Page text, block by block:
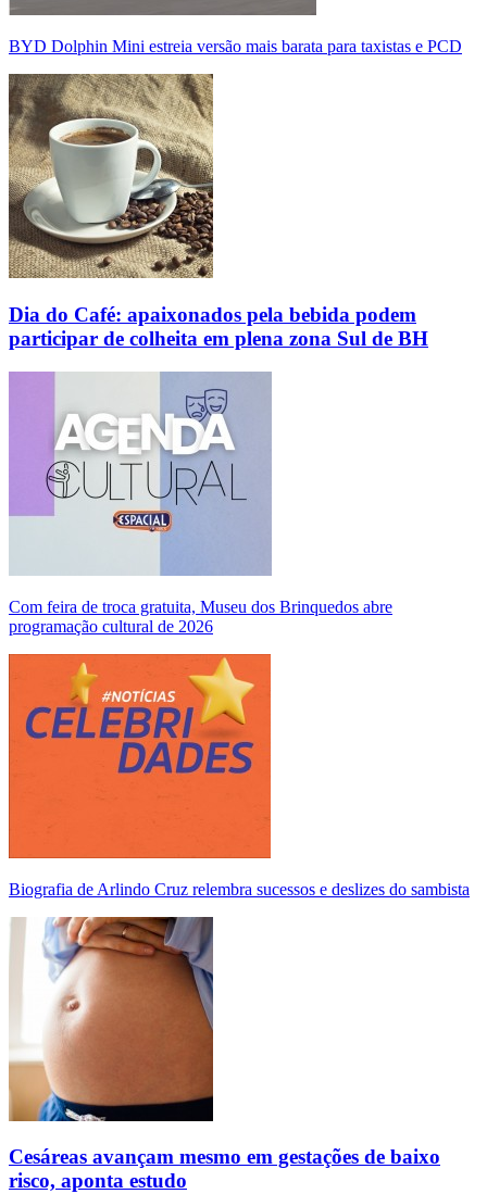
BYD Dolphin Mini estreia versão mais barata para taxistas e PCD
Dia do Café: apaixonados pela bebida podem
participar de colheita em plena zona Sul de BH
Com feira de troca gratuita, Museu dos Brinquedos abre
programação cultural de 2026
Biografia de Arlindo Cruz relembra sucessos e deslizes do sambista
Cesáreas avançam mesmo em gestações de baixo
risco, aponta estudo